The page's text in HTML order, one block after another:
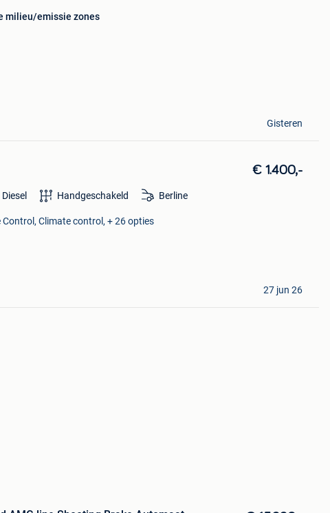
milieu/emissie zones
Gisteren
€ 1.400,-
Diesel Handgeschakeld Berline
Control, Climate control, + 26 opties
27 jun 26